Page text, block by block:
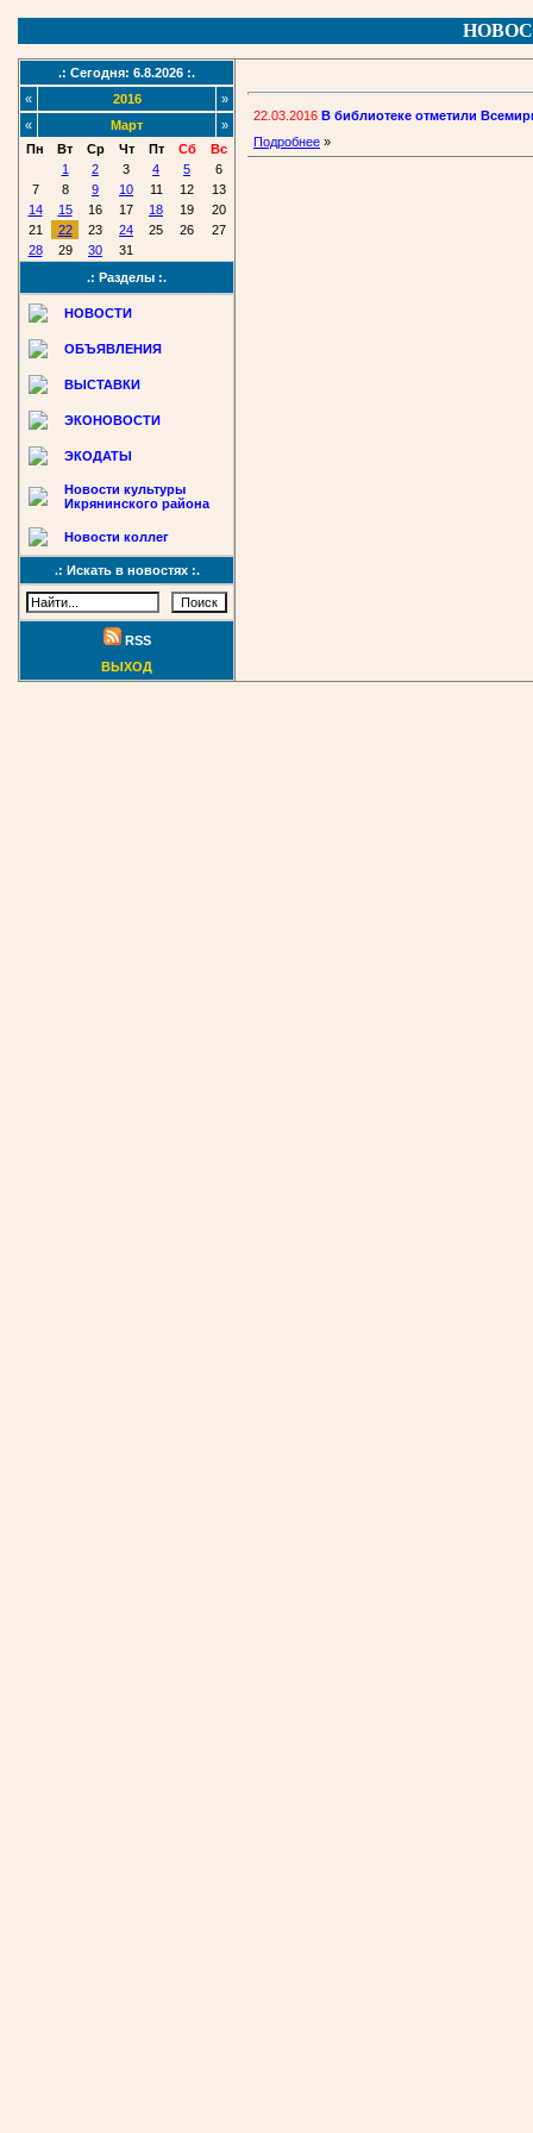
.: Сегодня: 6.8.2026 :.
«
2016
»
«
Март
»
Пн
Вт Ср Чт Пт Сб
Вс
1
2 3 4 5
6
7
8 9 10 11 12
13
14
15 16 17 18 19
20
21
22 23 24 25 26
27
28
29 30
31
.: Разделы :.
НОВОСТИ
ОБЪЯВЛЕНИЯ
ВЫСТАВКИ
ЭКОНОВОСТИ
ЭКОДАТЫ
Новости культуры
Икрянинского района
Новости коллег
.: Искать в новостях :.
RSS
ВЫХОД
22.03.2016 В библиотеке отметили
Подробнее »